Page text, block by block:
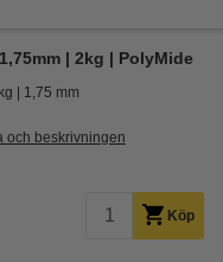
| 2kg | PolyMide
1,75 mm
och beskrivningen
Köp